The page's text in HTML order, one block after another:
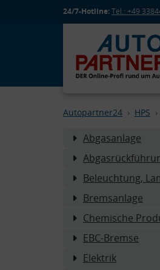
24/7-Hotline:Tel.: +49
Autopartner24 HPS
Abgasanlage
Beleuchtung,
Bremsanlage
Chemische
EBC-Bremse
Elektrik